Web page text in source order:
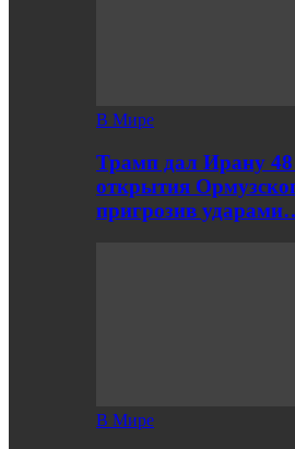
В Мире
Трамп дал Ирану 48
открытия
пригрозив
В Мире